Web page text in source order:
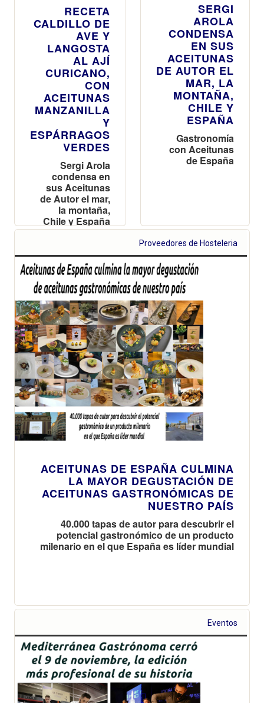
RECETA
CALDILLO DE
AVE Y
LANGOSTA
AL AJÍ
CURICANO,
CON
ACEITUNAS
MANZANILLA
Y
ESPÁRRAGOS
VERDES
Sergi Arola
condensa en
sus Aceitunas
de Autor el mar,
la montaña,
Chile y España
SERGI
AROLA
CONDENSA
EN SUS
ACEITUNAS
DE AUTOR EL
MAR, LA
MONTAÑA,
CHILE Y
ESPAÑA
Gastronomía
con Aceitunas
de España
Proveedores de Hosteleria
ACEITUNAS DE ESPAÑA CULMINA
LA MAYOR DEGUSTACIÓN DE
ACEITUNAS GASTRONÓMICAS DE
NUESTRO PAÍS
40.000 tapas de autor para descubrir el
potencial gastronómico de un producto
milenario en el que España es líder mundial
Eventos